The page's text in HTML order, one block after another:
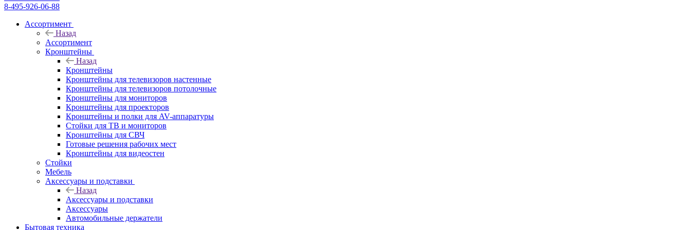
8-495-926-06-88
Ассортимент
Назад
Ассортимент
Кронштейны
Назад
Кронштейны
Кронштейны для телевизоров настенные
Кронштейны для телевизоров потолочные
Кронштейны для мониторов
Кронштейны для проекторов
Кронштейны и полки для AV-аппаратуры
Стойки для ТВ и мониторов
Кронштейны для СВЧ
Готовые решения рабочих мест
Кронштейны для видеостен
Стойки
Мебель
Аксессуары и подставки
Назад
Аксессуары и подставки
Аксессуары
Автомобильные держатели
Бытовая техника